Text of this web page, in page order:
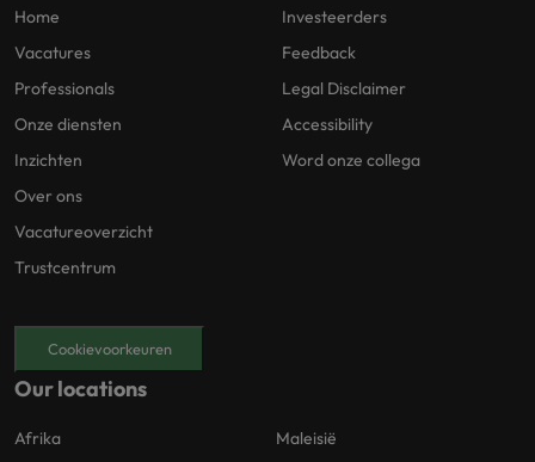
Home
Vacatures
Professionals
Onze diensten
Inzichten
Over ons
Vacatureoverzicht
Trustcentrum
Investeerders
Feedback
Legal Disclaimer
Accessibility
Word onze collega
Cookievoorkeuren
Our locations
Afrika
Maleisië